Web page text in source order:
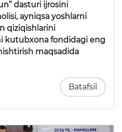
dasturi ijrosini
ayniqsa yoshlarni
qiziqishlarini
kutubxona fondidagi eng
maqsadida
Batafsil